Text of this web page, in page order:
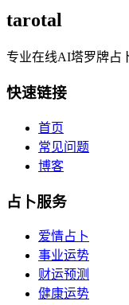
tarotal
专业在线AI塔罗牌占
快速链接
首页
常见问题
博客
占卜服务
爱情占卜
事业运势
财运预测
健康运势